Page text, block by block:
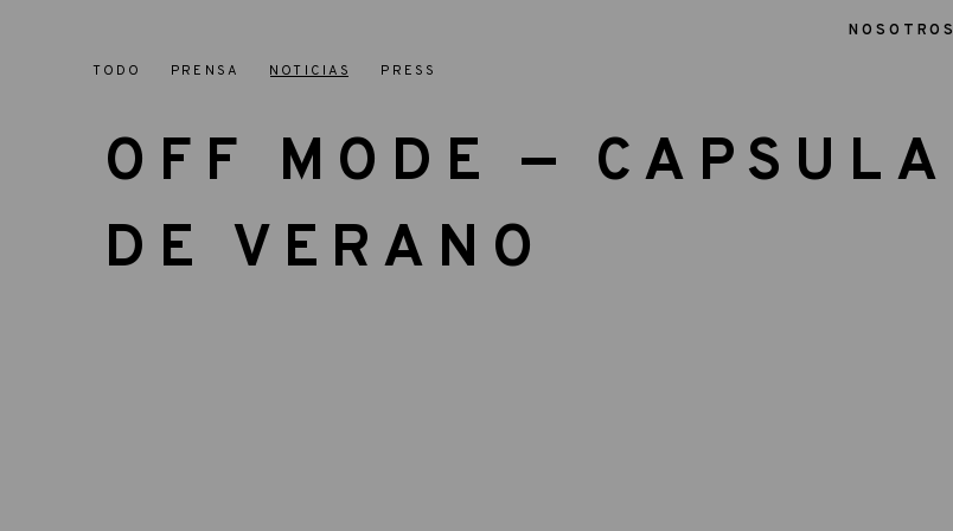
NOSOTROS
TODO PRENSA NOTICIAS PRESS
OFF MODE — CAPSULA
DE VERANO